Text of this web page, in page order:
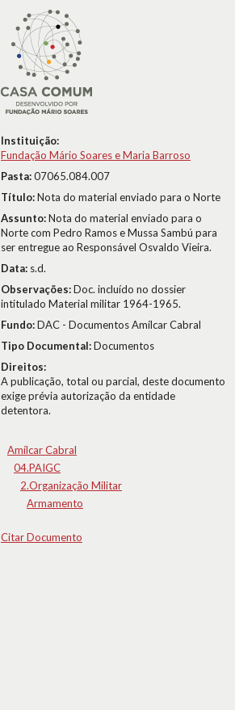
Instituição:
Fundação Mário Soares e Maria Barroso
Pasta:07065.084.007
Título:Nota do material enviado para o Norte
Assunto:Nota do material enviado para o
Norte com Pedro Ramos e Mussa Sambú para
ser entregue ao Responsável Osvaldo Vieira.
Data: s.d.
Observações:Doc. incluído no dossier
intitulado Material militar 1964-1965.
Fundo:DAC - Documentos Amílcar Cabral
Tipo Documental:Documentos
Direitos:
A publicação, total ou parcial, deste documento
exige prévia autorização da entidade
detentora.
Amílcar Cabral
04.PAIGC
2.Organização Militar
Armamento
Citar Documento